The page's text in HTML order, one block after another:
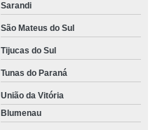
Sarandi
São Mateus do Sul
Tijucas do Sul
Tunas do Paraná
União da Vitória
Blumenau